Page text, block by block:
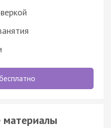
материалы